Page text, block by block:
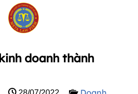
doanh thành